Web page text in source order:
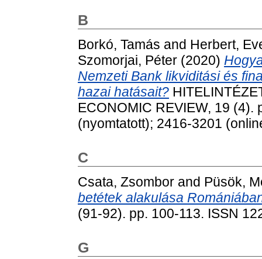
B
Borkó, Tamás and Herbert,
Szomorjai, Péter (2020)
Nemzeti Bank likviditási és
hazai hatásait?
ECONOMIC REVIEW, 19 (4).
(nyomtatott); 2416-3201
C
Csata, Zsombor and Püsök,
betétek alakulása
(91-92). pp. 100-113. ISSN
G